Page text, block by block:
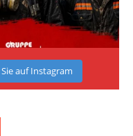
auf Instagram